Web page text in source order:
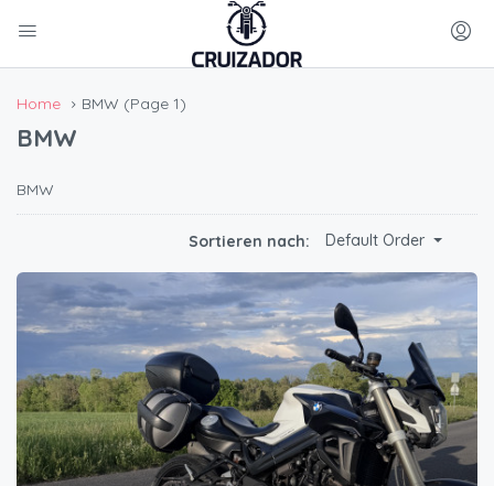
Home BMW (Page 1)
BMW
BMW
Sortieren nach: Default Order